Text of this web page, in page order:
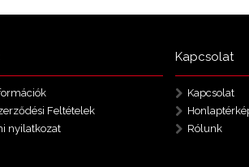
Feltételek
nyilatkozat
Kapcsolat
Kapcsolat
Rólunk